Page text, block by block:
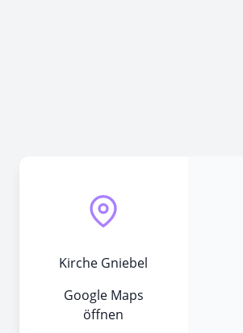
Kirche Gniebel
Google Maps
öffnen